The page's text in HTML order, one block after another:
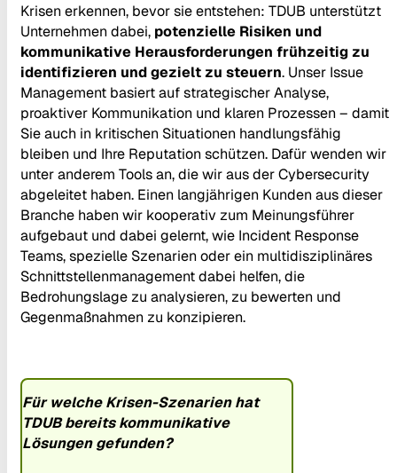
Krisen erkennen, bevor sie entstehen: TDUB unterstützt
Unternehmen dabei, potenzielle Risiken und
kommunikative Herausforderungen frühzeitig zu
identifizieren und gezielt zu steuern. Unser Issue
Management basiert auf strategischer Analyse,
proaktiver Kommunikation und klaren Prozessen – damit
Sie auch in kritischen Situationen handlungsfähig
bleiben und Ihre Reputation schützen. Dafür wenden wir
unter anderem Tools an, die wir aus der Cybersecurity
abgeleitet haben. Einen langjährigen Kunden aus dieser
Branche haben wir kooperativ zum Meinungsführer
aufgebaut und dabei gelernt, wie Incident Response
Teams, spezielle Szenarien oder ein multidisziplinäres
Schnittstellenmanagement dabei helfen, die
Bedrohungslage zu analysieren, zu bewerten und
Gegenmaßnahmen zu konzipieren.
Für welche Krisen-Szenarien hat
TDUB bereits kommunikative
Lösungen gefunden?